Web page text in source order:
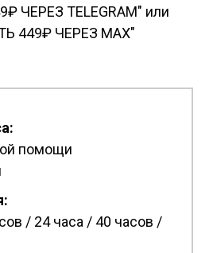
ЧЕРЕЗ TELEGRAM" или
449₽ ЧЕРЕЗ MAX"
помощи
/ 24 часа / 40 часов /